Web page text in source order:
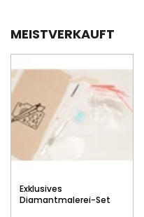
MEISTVERKAUFT
Exklusives
Diamantmalerei-Set